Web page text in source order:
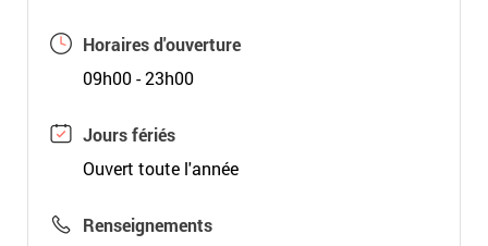
Horaires d'ouverture
09h00 - 23h00
Jours fériés
Ouvert toute l'année
Renseignements